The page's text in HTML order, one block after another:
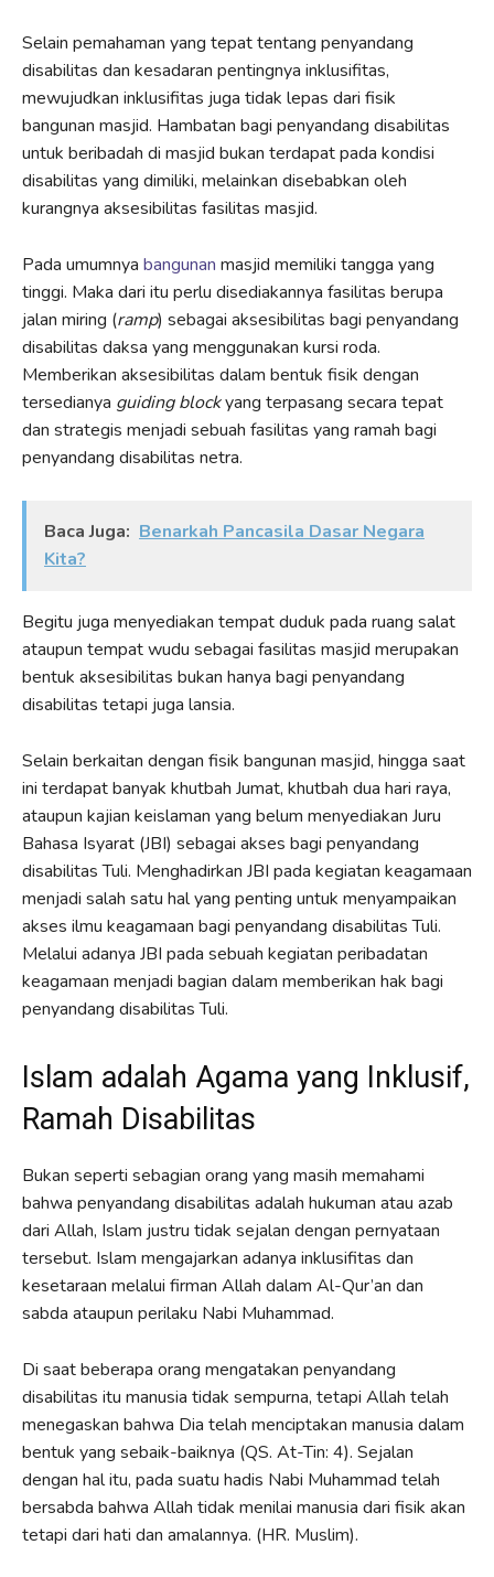
Selain pemahaman yang tepat tentang penyandang
disabilitas dan kesadaran pentingnya inklusifitas,
mewujudkan inklusifitas juga tidak lepas dari fisik
bangunan masjid. Hambatan bagi penyandang disabilitas
untuk beribadah di masjid bukan terdapat pada kondisi
disabilitas yang dimiliki, melainkan disebabkan oleh
kurangnya aksesibilitas fasilitas masjid.
Pada umumnya bangunan masjid memiliki tangga yang
tinggi. Maka dari itu perlu disediakannya fasilitas berupa
jalan miring (ramp) sebagai aksesibilitas bagi penyandang
disabilitas daksa yang menggunakan kursi roda.
Memberikan aksesibilitas dalam bentuk fisik dengan
tersedianya guiding blockyang terpasang secara tepat
dan strategis menjadi sebuah fasilitas yang ramah bagi
penyandang disabilitas netra.
Baca Juga: Benarkah Pancasila Dasar Negara
Kita?
Begitu juga menyediakan tempat duduk pada ruang salat
ataupun tempat wudu sebagai fasilitas masjid merupakan
bentuk aksesibilitas bukan hanya bagi penyandang
disabilitas tetapi juga lansia.
Selain berkaitan dengan fisik bangunan masjid, hingga saat
ini terdapat banyak khutbah Jumat, khutbah dua hari raya,
ataupun kajian keislaman yang belum menyediakan Juru
Bahasa Isyarat (JBI) sebagai akses bagi penyandang
disabilitas Tuli. Menghadirkan JBI pada kegiatan keagamaan
menjadi salah satu hal yang penting untuk menyampaikan
akses ilmu keagamaan bagi penyandang disabilitas Tuli.
Melalui adanya JBI pada sebuah kegiatan peribadatan
keagamaan menjadi bagian dalam memberikan hak bagi
penyandang disabilitas Tuli.
Islam adalah Agama yang Inklusif,
Ramah Disabilitas
Bukan seperti sebagian orang yang masih memahami
bahwa penyandang disabilitas adalah hukuman atau azab
dari Allah, Islam justru tidak sejalan dengan pernyataan
tersebut. Islam mengajarkan adanya inklusifitas dan
kesetaraan melalui firman Allah dalam Al-Qur’an dan
sabda ataupun perilaku Nabi Muhammad.
Di saat beberapa orang mengatakan penyandang
disabilitas itu manusia tidak sempurna, tetapi Allah telah
menegaskan bahwa Dia telah menciptakan manusia dalam
bentuk yang sebaik-baiknya (QS. At-Tin: 4). Sejalan
dengan hal itu, pada suatu hadis Nabi Muhammad telah
bersabda bahwa Allah tidak menilai manusia dari fisik akan
tetapi dari hati dan amalannya. (HR. Muslim).